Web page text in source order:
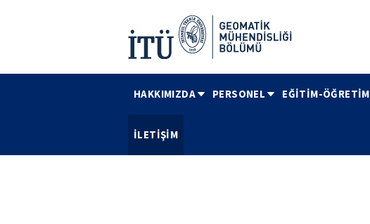
HAKKIMIZDA PERSONEL EĞİTİM-ÖĞRETİM
İLETİŞİM